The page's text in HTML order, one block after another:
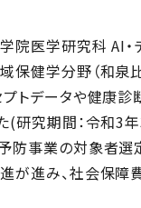
院医学研究科 AI・
保健学分野（和泉
プトデータや健康
(研究期間：令和3
防事業の対象者選
が進み、社会保障